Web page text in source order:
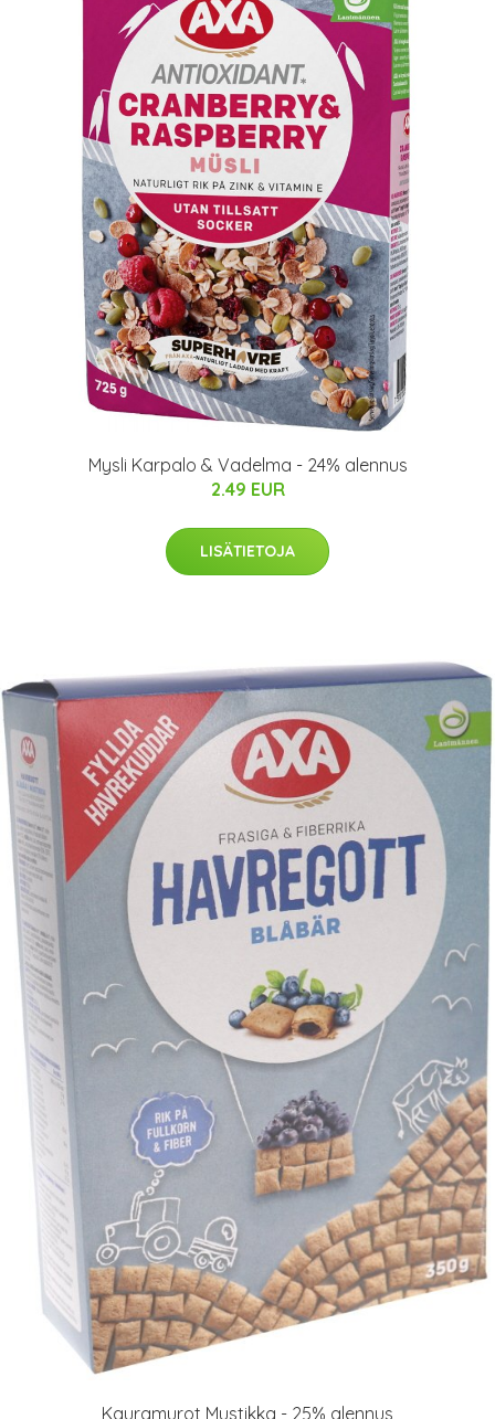
Mysli Karpalo & Vadelma - 24% alennus
2.49 EUR
LISÄTIETOJA
Kauramurot Mustikka - 25% alennus